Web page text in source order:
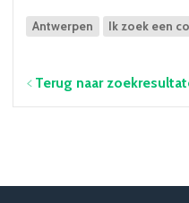
Antwerpen Ik zoek een
Terug naar